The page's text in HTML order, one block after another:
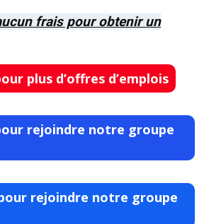
frais pour obtenir un
plus d’offres d’emplois
rejoindre notre groupe
rejoindre notre groupe